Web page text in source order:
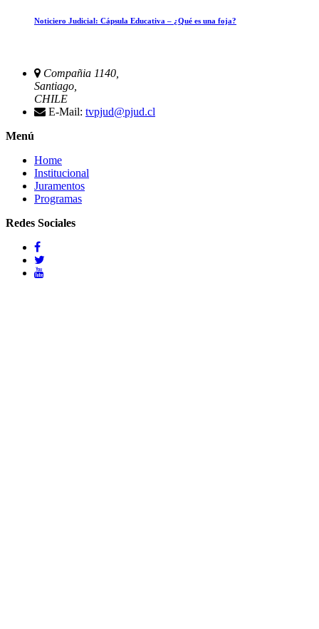
Noticiero Judicial: Cápsula Educativa – ¿Qué es una foja?
Compañia 1140,
Santiago,
CHILE
E-Mail: tvpjud@pjud.cl
Menú
Home
Institucional
Juramentos
Programas
Redes Sociales